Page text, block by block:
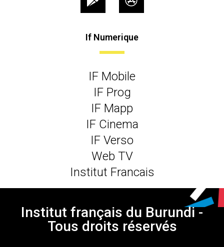
If Numerique
IF Mobile
IF Prog
IF Mapp
IF Cinema
IF Verso
Web TV
Institut Francais
Institut français du Burundi -
Tous droits réservés